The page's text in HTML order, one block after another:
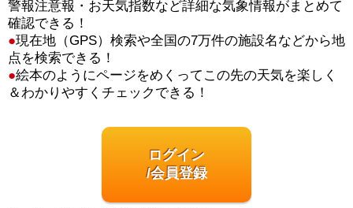
警報注意報・お天気指数など詳細な気象情報がまとめて
確認できる！
●現在地（GPS）検索や全国の7万件の施設名などから地
点を検索できる！
●絵本のようにページをめくってこの先の天気を楽しく
＆わかりやすくチェックできる！
ログイン
/会員登録